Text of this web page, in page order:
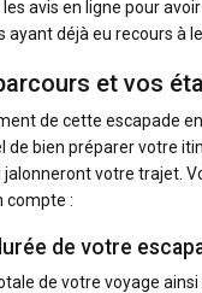
avis en ligne pour
déjà eu recours à
et vos
de cette escapade
de bien préparer votre
votre trajet.
compte :
de votre
de votre voyage